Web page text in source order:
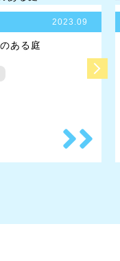
2023.09
ある庭